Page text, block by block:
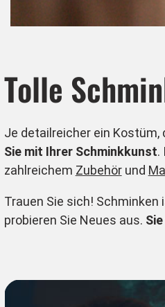
Tolle
Je detailreicher ein
Sie mit Ihrer Schminkkunst.
zahlreichem Zubehörund
Trauen Sie sich!
probieren Sie Neues aus.